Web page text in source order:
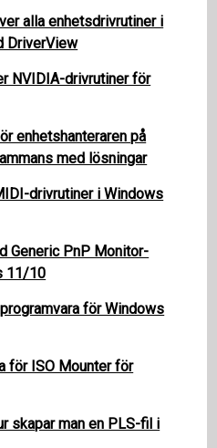
alla enhetsdrivrutiner i
DriverView
NVIDIA-drivrutiner för
enhetshanteraren på
med lösningar
drivrutiner i Windows
Generic PnP Monitor-
11/10
för Windows
för ISO Mounter för
skapar man en PLS-fil i